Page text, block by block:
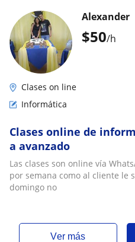
$50/h
Alexander
Clases on line
Informática
Clases online de
a avanzado
Las clases son online vía
por semana como al cliente le
domingo no
ver más